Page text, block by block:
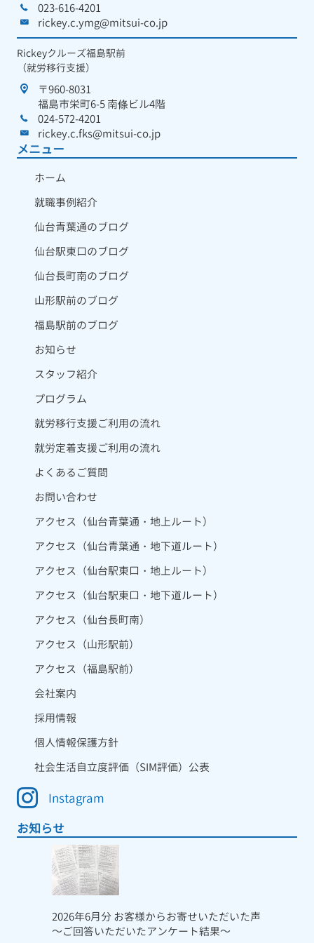
023-616-4201
rickey.c.ymg@mitsui-co.jp
Rickeyクルーズ福島駅前
（就労移行支援）
〒960-8031
福島市栄町6-5 南條ビル4階
024-572-4201
rickey.c.fks@mitsui-co.jp
メニュー
ホーム
就職事例紹介
仙台青葉通のブログ
仙台駅東口のブログ
仙台長町南のブログ
山形駅前のブログ
福島駅前のブログ
お知らせ
スタッフ紹介
プログラム
就労移行支援ご利用の流れ
就労定着支援ご利用の流れ
よくあるご質問
お問い合わせ
アクセス（仙台青葉通・地上ルート）
アクセス（仙台青葉通・地下道ルート）
アクセス（仙台駅東口・地上ルート）
アクセス（仙台駅東口・地下道ルート）
アクセス（仙台長町南）
アクセス（山形駅前）
アクセス（福島駅前）
会社案内
採用情報
個人情報保護方針
社会生活自立度評価（SIM評価）公表
Instagram
お知らせ
2026年6月分 お客様からお寄せいただいた声
～ご回答いただいたアンケート結果～